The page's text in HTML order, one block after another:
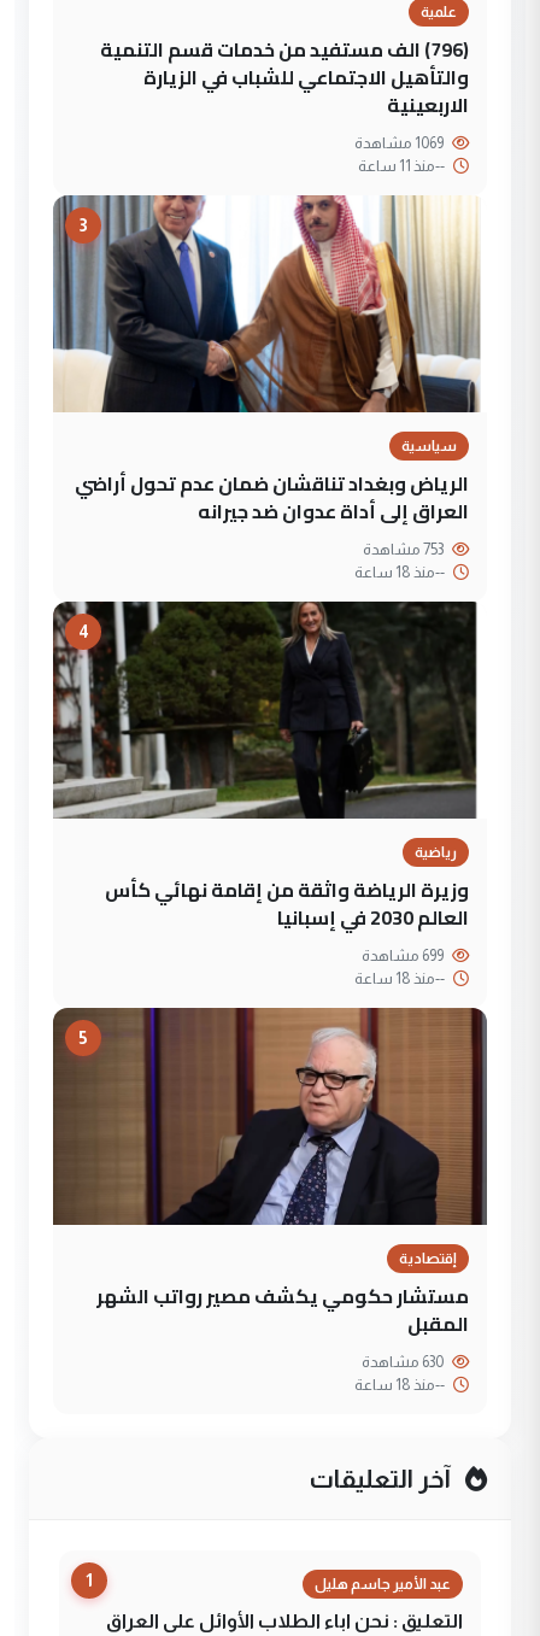
علمية
(796) الف مستفيد من خدمات قسم التنمية
والتأهيل الاجتماعي للشباب في الزيارة
الاربعينية
--منذ 11 ساعة
3
سياسية
الرياض وبغداد تناقشان ضمان عدم تحول أراضي
العراق إلى أداة عدوان ضد جيرانه
--منذ 18 ساعة
4
رياضية
وزيرة الرياضة واثقة من إقامة نهائي كأس
العالم 2030 في إسبانيا
--منذ 18 ساعة
5
إقتصادية
مستشار حكومي يكشف مصير رواتب الشهر
المقبل
--منذ 18 ساعة
آخر التعليقات
1 عبد الأمير جاسم هليل
التعليق : نحن اباء الطلاب الأوائل على العراق